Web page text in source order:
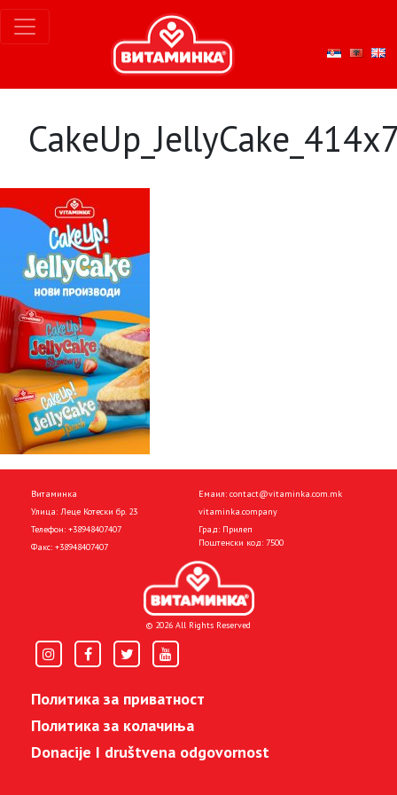
Витаминка
Улица: Леце Котески бр. 23
Телефон: +38948407407
Факс: +38948407407
Емаил: contact@vitaminka.com.mk
vitaminka.company
Град: Прилеп
Поштенски код: 7500
© 2026 All Rights Reserved
Политика за приватност
Политика за колачиња
Donacije I društvena odgovornost